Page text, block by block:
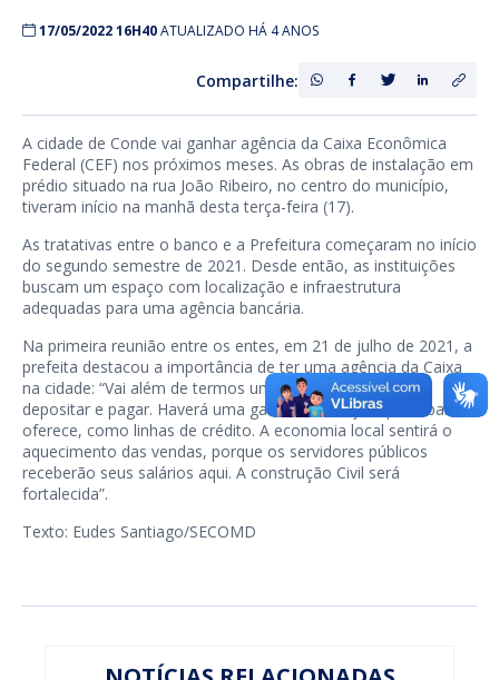
17/05/2022 16H40ATUALIZADO HÁ 4 ANOS
Compartilhe:
A cidade de Conde vai ganhar agência da Caixa Econômica
Federal (CEF) nos próximos meses. As obras de instalação em
prédio situado na rua João Ribeiro, no centro do município,
tiveram início na manhã desta terça-feira (17).
As tratativas entre o banco e a Prefeitura começaram no início
do segundo semestre de 2021. Desde então, as instituições
buscam um espaço com localização e infraestrutura
adequadas para uma agência bancária.
Na primeira reunião entre os entes, em 21 de julho de 2021, a
prefeita destacou a importância de ter uma agência da Caixa
na cidade: “Vai além de termos uma agência para sacar,
depositar e pagar. Haverá uma gama de serviços que o banco
oferece, como linhas de crédito. A economia local sentirá o
aquecimento das vendas, porque os servidores públicos
receberão seus salários aqui. A construção Civil será
fortalecida”.
Texto: Eudes Santiago/SECOMD